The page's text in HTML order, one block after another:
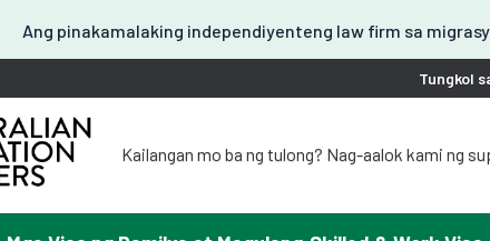
Ang pinakamalaking independiyenteng law firm sa
Tungkol
Kailangan mo ba ng tulong? Nag-aalok kami ng